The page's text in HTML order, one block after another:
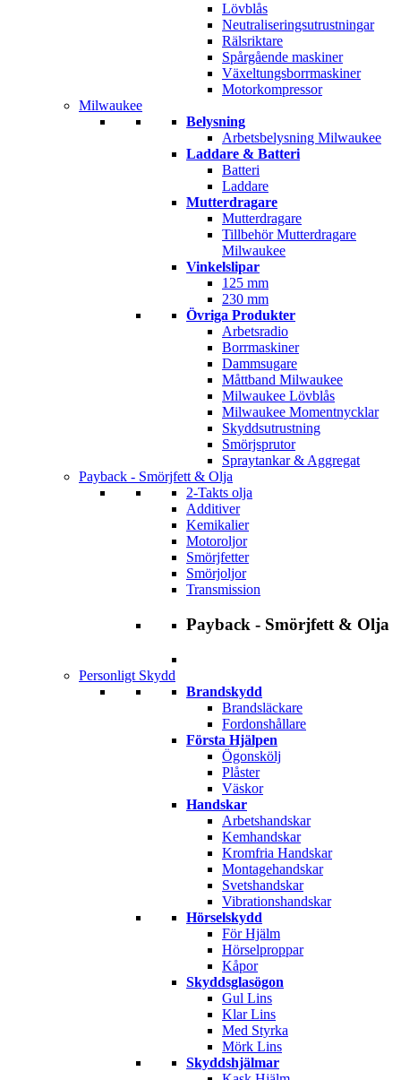
Lövblås
Neutraliseringsutrustningar
Rälsriktare
Spårgående maskiner
Växeltungsborrmaskiner
Motorkompressor
Milwaukee
Belysning
Arbetsbelysning Milwaukee
Laddare & Batteri
Batteri
Laddare
Mutterdragare
Mutterdragare
Tillbehör Mutterdragare
Milwaukee
Vinkelslipar
125 mm
230 mm
Övriga Produkter
Arbetsradio
Borrmaskiner
Dammsugare
Måttband Milwaukee
Milwaukee Lövblås
Milwaukee Momentnycklar
Skyddsutrustning
Smörjsprutor
Spraytankar & Aggregat
Payback - Smörjfett & Olja
2-Takts olja
Additiver
Kemikalier
Motoroljor
Smörjfetter
Smörjoljor
Transmission
Payback - Smörjfett & Olja
Personligt Skydd
Brandskydd
Brandsläckare
Fordonshållare
Första Hjälpen
Ögonskölj
Plåster
Väskor
Handskar
Arbetshandskar
Kemhandskar
Kromfria Handskar
Montagehandskar
Svetshandskar
Vibrationshandskar
Hörselskydd
För Hjälm
Hörselproppar
Kåpor
Skyddsglasögon
Gul Lins
Klar Lins
Med Styrka
Mörk Lins
Skyddshjälmar